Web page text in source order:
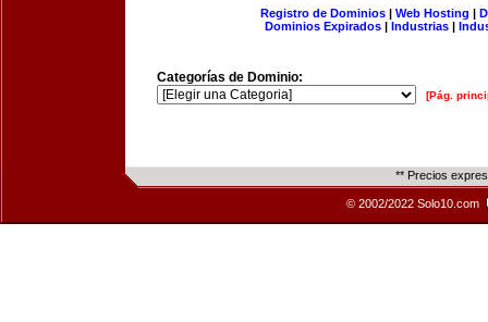
Registro de Dominios| Web Hosting |
Dominios Expirados | Industrias |
Categorías de Dominio:
[Pág.
** Precios
© 2002/2022 Solo10.com